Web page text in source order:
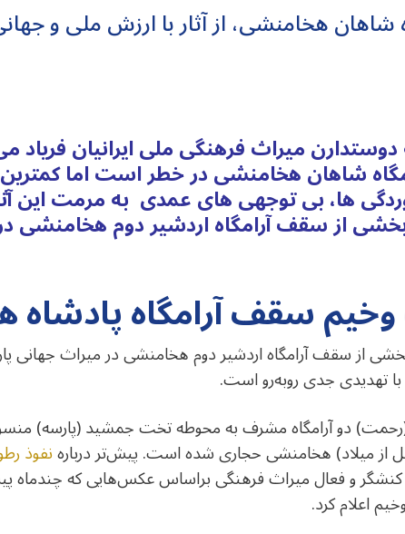
هخامنشی، از آثار با ارزش ملی و
میراث فرهنگی ملی ایرانیان
شاهان هخامنشی در خطر است اما
ها، بی توجهی های عمدی به مرمت این
سقف آرامگاه
از سقف آرامگاه اردشیر دوم هخامنشی در میراث جهانی
تهدیدی جدی روبه‌رو است.
نفوذ
و فعال میراث فرهنگی براساس عکس‌هایی که چندماه
اعلام کرد.